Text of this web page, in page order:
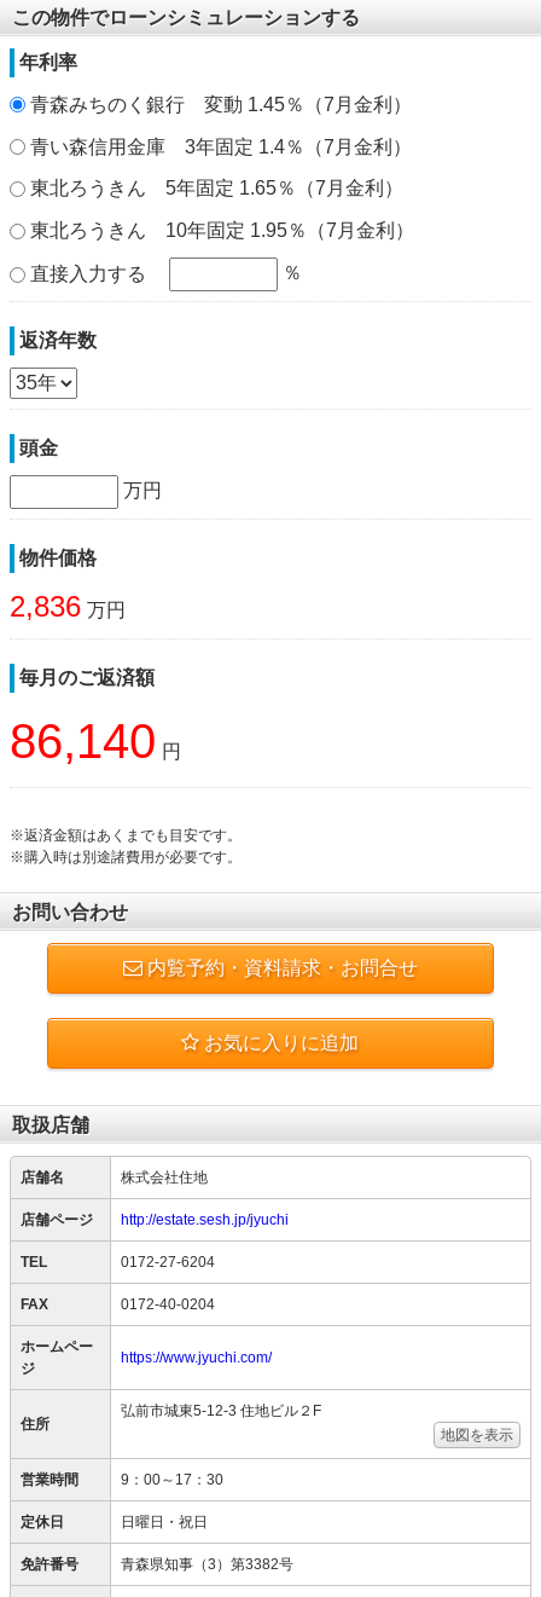
この物件でローンシミュレーションする
年利率
青森みちのく銀行 変動 1.45％（7月金利）
青い森信用金庫 3年固定 1.4％（7月金利）
東北ろうきん 5年固定 1.65％（7月金利）
東北ろうきん 10年固定 1.95％（7月金利）
直接入力する ％
返済年数
頭金
万円
物件価格
2,836 万円
毎月のご返済額
86,140 円
※返済金額はあくまでも目安です。
※購入時は別途諸費用が必要です。
お問い合わせ
内覧予約・資料請求・お問合せ
お気に入りに追加
取扱店舗
店舗名 株式会社住地
店舗ページ http://estate.sesh.jp/jyuchi
TEL 0172-27-6204
FAX 0172-40-0204
ホームペー
ジ
https://www.jyuchi.com/
住所
弘前市城東5-12-3 住地ビル２F
地図を表示
営業時間 9：00～17：30
定休日 日曜日・祝日
免許番号 青森県知事（3）第3382号